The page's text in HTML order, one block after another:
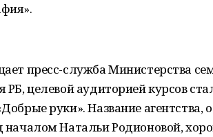
пресс-служба Министерства
РБ, целевой аудиторией курсов
руки». Название
началом Натальи Родионовой,